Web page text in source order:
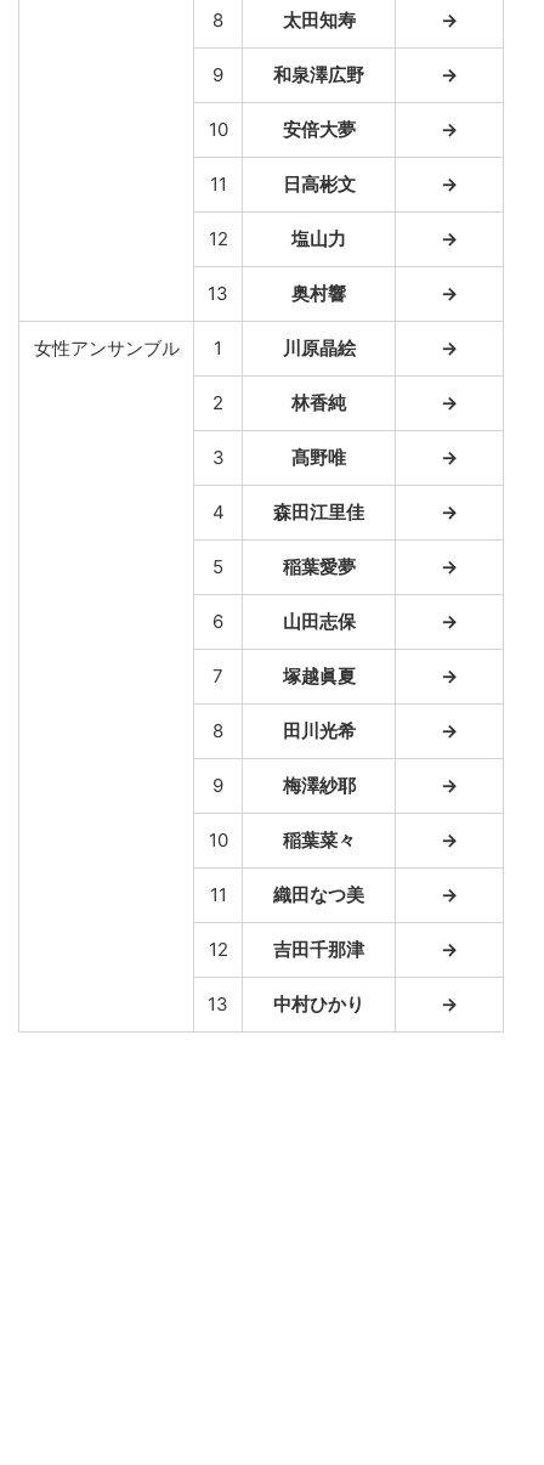
8 太田知寿 →
9 和泉澤広野 →
10 安倍大夢 →
11 日高彬文 →
12 塩山力 →
13 奥村響 →
女性アンサンブル 1 川原晶絵 →
2 林香純 →
3 髙野唯 →
4 森田江里佳 →
5 稲葉愛夢 →
6 山田志保 →
7 塚越眞夏 →
8 田川光希 →
9 梅澤紗耶 →
10 稲葉菜々 →
11 織田なつ美 →
12 吉田千那津 →
13 中村ひかり →